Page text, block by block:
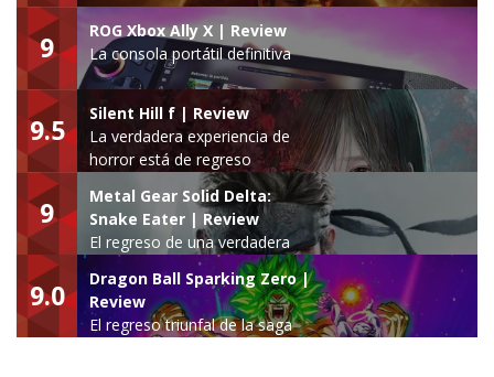
9
ROG Xbox Ally X | Review
La consola portátil definitiva
9.5
Silent Hill f | Review
La verdadera experiencia de
horror está de regreso
9
Metal Gear Solid Delta:
Snake Eater | Review
El regreso de una verdadera
leyenda
9.0
Dragon Ball Sparking Zero |
Review
El regreso triunfal de la saga